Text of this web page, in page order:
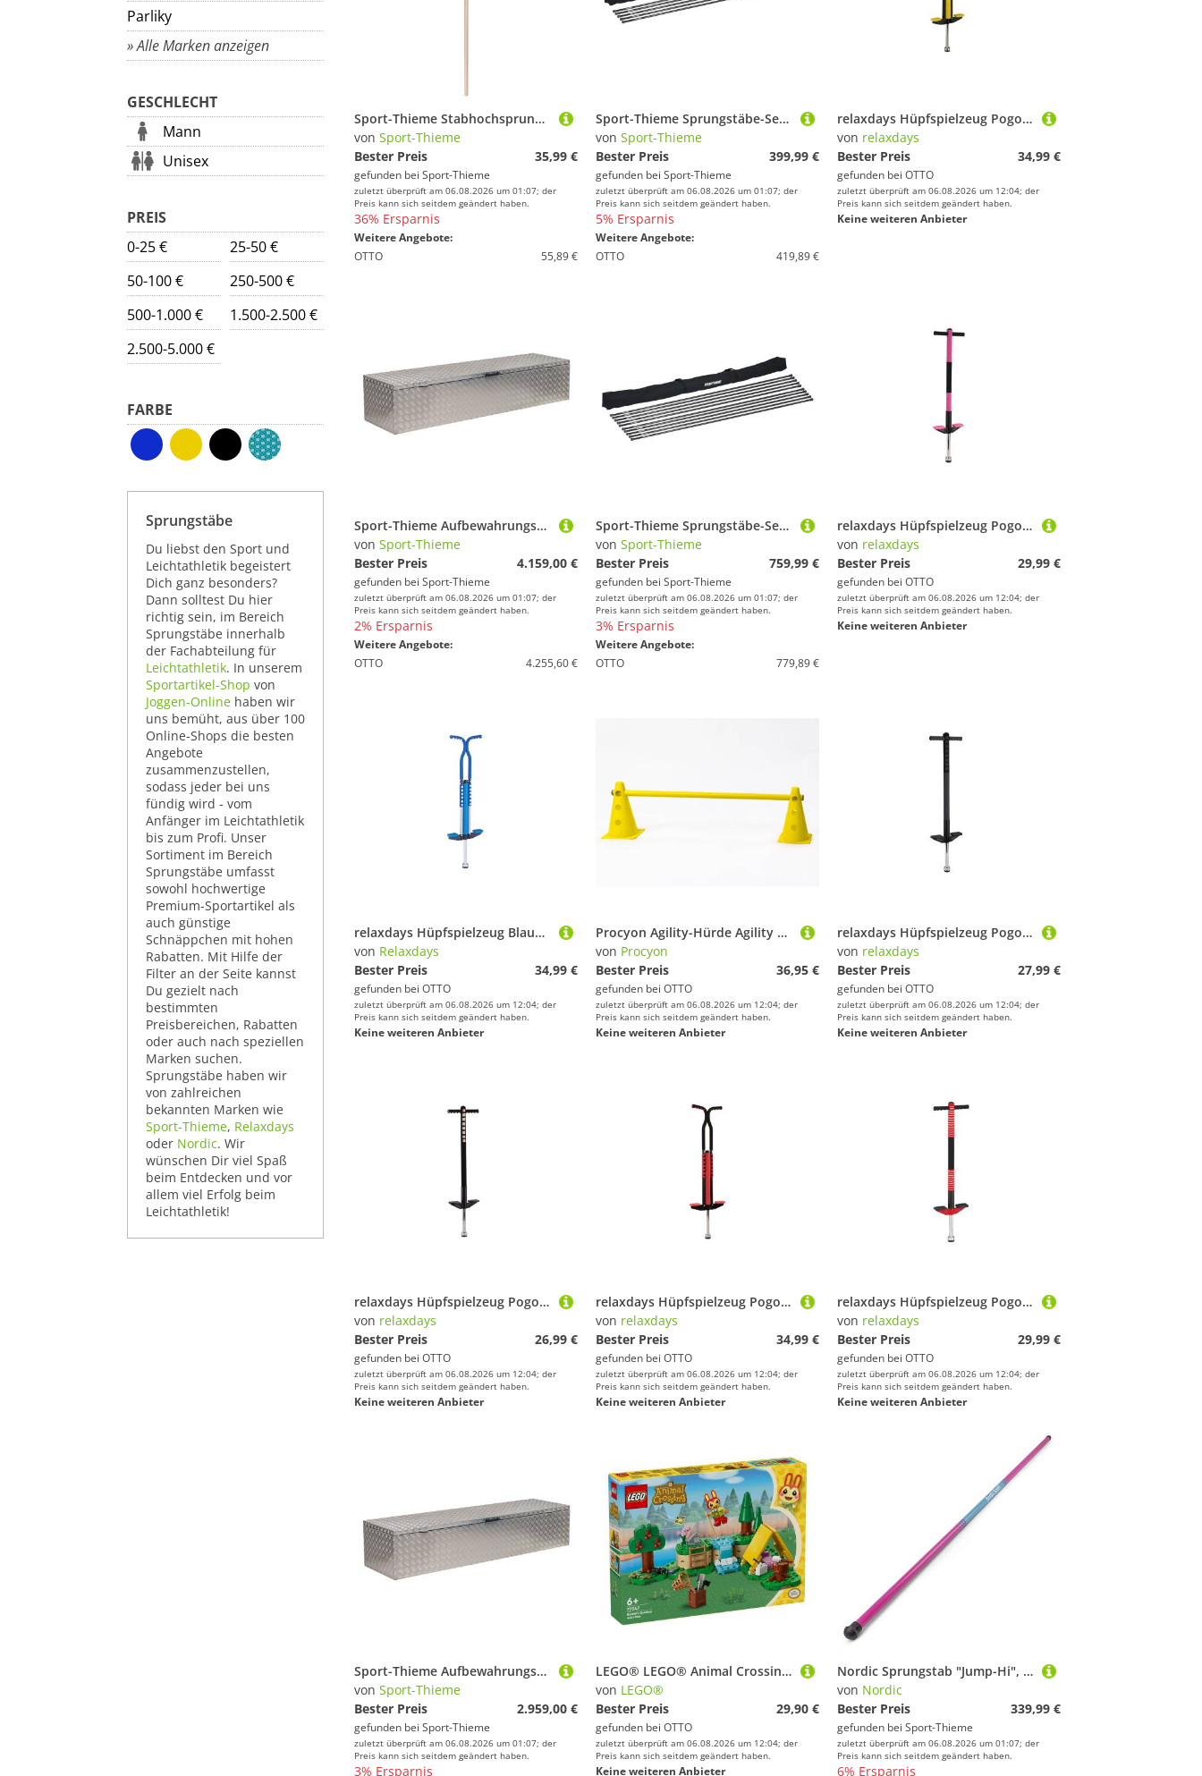
Parliky
» Alle Marken anzeigen
GESCHLECHT
Mann
Unisex
PREIS
0-25 €
25-50 €
50-100 €
250-500 €
500-1.000 €
1.500-2.500 €
2.500-5.000 €
FARBE
Sprungstäbe
Du liebst den Sport und
Leichtathletik begeistert
Dich ganz besonders?
Dann solltest Du hier
richtig sein, im Bereich
Sprungstäbe innerhalb
der Fachabteilung für
Leichtathletik. In unserem
Sportartikel-Shop von
Joggen-Online haben wir
uns bemüht, aus über 100
Online-Shops die besten
Angebote
zusammenzustellen,
sodass jeder bei uns
fündig wird - vom
Anfänger im Leichtathletik
bis zum Profi. Unser
Sortiment im Bereich
Sprungstäbe umfasst
sowohl hochwertige
Premium-Sportartikel als
auch günstige
Schnäppchen mit hohen
Rabatten. Mit Hilfe der
Filter an der Seite kannst
Du gezielt nach
bestimmten
Preisbereichen, Rabatten
oder auch nach speziellen
Marken suchen.
Sprungstäbe haben wir
von zahlreichen
bekannten Marken wie
Sport-Thieme, Relaxdays
oder Nordic. Wir
wünschen Dir viel Spaß
beim Entdecken und vor
allem viel Erfolg beim
Leichtathletik!
Sport-Thieme Stabhochsprungstab "Holz", 200 cm
von Sport-Thieme
Bester Preis
35,99 €
gefunden bei Sport-Thieme
zuletzt überprüft am 06.08.2026 um 01:07; der
Preis kann sich seitdem geändert haben.
36% Ersparnis
Weitere Angebote:
OTTO
55,89 €
Sport-Thieme Sprungstäbe-Set "Kids", 5 Sprungstäbe
von Sport-Thieme
Bester Preis
399,99 €
gefunden bei Sport-Thieme
zuletzt überprüft am 06.08.2026 um 01:07; der
Preis kann sich seitdem geändert haben.
5% Ersparnis
Weitere Angebote:
OTTO
419,89 €
relaxdays Hüpfspielzeug Pogo Stick für Kinder bis 60 kg, gelb
von relaxdays
Bester Preis
34,99 €
gefunden bei OTTO
zuletzt überprüft am 06.08.2026 um 12:04; der
Preis kann sich seitdem geändert haben.
Keine weiteren Anbieter
Sport-Thieme Aufbewahrungsbox "Track & Field", 6 m
von Sport-Thieme
Bester Preis
4.159,00 €
gefunden bei Sport-Thieme
zuletzt überprüft am 06.08.2026 um 01:07; der
Preis kann sich seitdem geändert haben.
2% Ersparnis
Weitere Angebote:
OTTO
4.255,60 €
Sport-Thieme Sprungstäbe-Set "Kids", 10 Sprungstäbe
von Sport-Thieme
Bester Preis
759,99 €
gefunden bei Sport-Thieme
zuletzt überprüft am 06.08.2026 um 01:07; der
Preis kann sich seitdem geändert haben.
3% Ersparnis
Weitere Angebote:
OTTO
779,89 €
relaxdays Hüpfspielzeug Pogo Stick für Kinder bis 35 kg, Pink
von relaxdays
Bester Preis
29,99 €
gefunden bei OTTO
zuletzt überprüft am 06.08.2026 um 12:04; der
Preis kann sich seitdem geändert haben.
Keine weiteren Anbieter
relaxdays Hüpfspielzeug Blauer Pogo Stick für Kinder
von Relaxdays
Bester Preis
34,99 €
gefunden bei OTTO
zuletzt überprüft am 06.08.2026 um 12:04; der
Preis kann sich seitdem geändert haben.
Keine weiteren Anbieter
Procyon Agility-Hürde Agility Set für Hunde, Steckhürdenset für Koordinationstraining, Kunststoff, (5-tlg)
von Procyon
Bester Preis
36,95 €
gefunden bei OTTO
zuletzt überprüft am 06.08.2026 um 12:04; der
Preis kann sich seitdem geändert haben.
Keine weiteren Anbieter
relaxdays Hüpfspielzeug Pogo Stick für Kinder oder Erwachsene, bis 35kg
von relaxdays
Bester Preis
27,99 €
gefunden bei OTTO
zuletzt überprüft am 06.08.2026 um 12:04; der
Preis kann sich seitdem geändert haben.
Keine weiteren Anbieter
relaxdays Hüpfspielzeug Pogo Stick für Kinder 35 kg, schwarz
von relaxdays
Bester Preis
26,99 €
gefunden bei OTTO
zuletzt überprüft am 06.08.2026 um 12:04; der
Preis kann sich seitdem geändert haben.
Keine weiteren Anbieter
relaxdays Hüpfspielzeug Pogo Stick für Kinder bis 60 kg, rot
von relaxdays
Bester Preis
34,99 €
gefunden bei OTTO
zuletzt überprüft am 06.08.2026 um 12:04; der
Preis kann sich seitdem geändert haben.
Keine weiteren Anbieter
relaxdays Hüpfspielzeug Pogo Stick für Kinder bis 35 kg, rot
von relaxdays
Bester Preis
29,99 €
gefunden bei OTTO
zuletzt überprüft am 06.08.2026 um 12:04; der
Preis kann sich seitdem geändert haben.
Keine weiteren Anbieter
Sport-Thieme Aufbewahrungsbox "Track & Field", 4 m
von Sport-Thieme
Bester Preis
2.959,00 €
gefunden bei Sport-Thieme
zuletzt überprüft am 06.08.2026 um 01:07; der
Preis kann sich seitdem geändert haben.
3% Ersparnis
LEGO® LEGO® Animal Crossing™ 77047 Mimmis Outdoor-Spaß Konstruktionsspielsteine, (164 St)
von LEGO®
Bester Preis
29,90 €
gefunden bei OTTO
zuletzt überprüft am 06.08.2026 um 12:04; der
Preis kann sich seitdem geändert haben.
Keine weiteren Anbieter
Nordic Sprungstab "Jump-Hi", 2,60 m
von Nordic
Bester Preis
339,99 €
gefunden bei Sport-Thieme
zuletzt überprüft am 06.08.2026 um 01:07; der
Preis kann sich seitdem geändert haben.
6% Ersparnis